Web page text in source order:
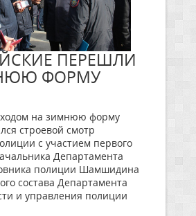
ПЕРЕШЛИ
ФОРМУ
на зимнюю форму
строевой смотр
с участием первого
Департамента
полиции Шамшидина
состава Департамента
и управления полиции